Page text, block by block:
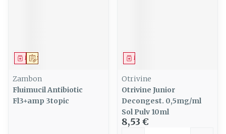
Sur prescription
Médicament
Zambon
Fluimucil Antibiotic
Fl3+amp 3topic
Médicament
Otrivine
Otrivine Junior
Decongest. 0,5mg/ml
Sol Pulv 10ml
8,53 €